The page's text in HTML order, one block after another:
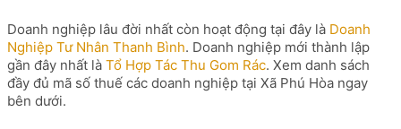
Doanh nghiệp lâu đời nhất còn hoạt động tại đây là Doanh
Nghiệp Tư Nhân Thanh Bình. Doanh nghiệp mới thành lập
gần đây nhất là Tổ Hợp Tác Thu Gom Rác. Xem danh sách
đầy đủ mã số thuế các doanh nghiệp tại Xã Phú Hòa ngay
bên dưới.